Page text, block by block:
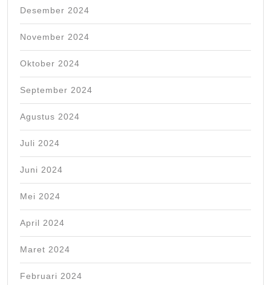
Desember 2024
November 2024
Oktober 2024
September 2024
Agustus 2024
Juli 2024
Juni 2024
Mei 2024
April 2024
Maret 2024
Februari 2024